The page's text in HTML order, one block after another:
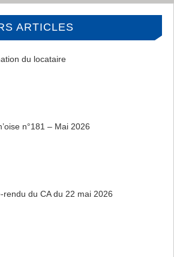
ARTICLES
du locataire
n°181 – Mai 2026
rendu du CA du 22 mai 2026